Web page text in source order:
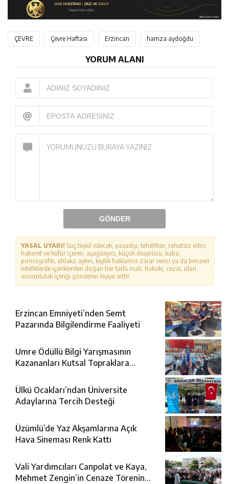
ÇEVRE Çevre Haftası Erzincan hamza aydoğdu
YORUM ALANI
GÖNDER
YASAL UYARI! Suç teşkil edecek, yasadışı, tehditkar, rahatsız edici,
hakaret ve küfür içeren, aşağılayıcı, küçük düşürücü, kaba,
pornografik, ahlaka aykırı, kişilik haklarına zarar verici ya da benzeri
niteliklerde içeriklerden doğan her türlü mali, hukuki, cezai, idari
sorumluluk içeriği gönderen kişiye aittir.
Erzincan Emniyeti’nden Semt
Pazarında Bilgilendirme Faaliyeti
Umre Ödüllü Bilgi Yarışmasının
Kazananları Kutsal Topraklara
Ülkü Ocakları’ndan Üniversite
Adaylarına Tercih Desteği
Üzümlü’de Yaz Akşamlarına Açık
Hava Sineması Renk Kattı
Vali Yardımcıları Canpolat ve Kaya,
Mehmet Zengin’in Cenaze Törenine